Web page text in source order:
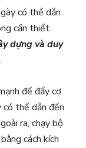
có thể dẫn
cần thiết.
dựng và duy
để đẩy cơ
thể dẫn đến
ra, chạy bộ
cách kích